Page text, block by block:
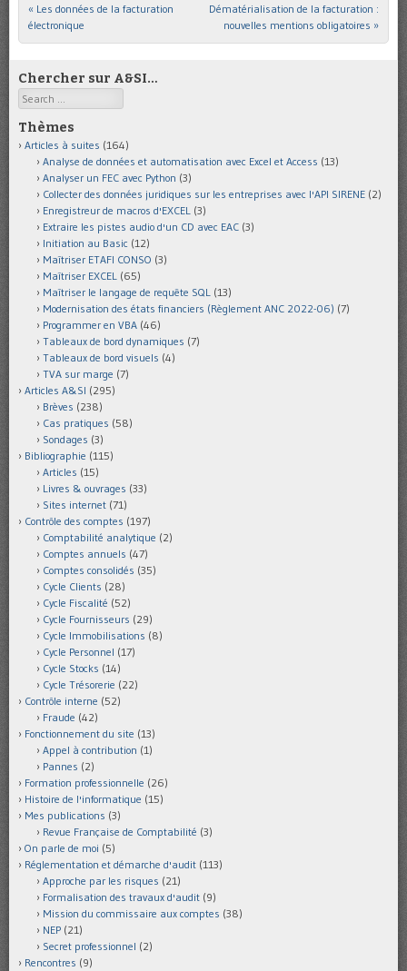
Post navigation
« Les données de la facturation
électronique
Dématérialisation de la facturation :
nouvelles mentions obligatoires »
Chercher sur A&SI…
Search
Thèmes
Articles à suites (164)
Analyse de données et automatisation avec Excel et Access (13)
Analyser un FEC avec Python (3)
Collecter des données juridiques sur les entreprises avec l'API SIRENE (2)
Enregistreur de macros d'EXCEL (3)
Extraire les pistes audio d'un CD avec EAC (3)
Initiation au Basic (12)
Maîtriser ETAFI CONSO (3)
Maîtriser EXCEL (65)
Maîtriser le langage de requête SQL (13)
Modernisation des états financiers (Règlement ANC 2022-06) (7)
Programmer en VBA (46)
Tableaux de bord dynamiques (7)
Tableaux de bord visuels (4)
TVA sur marge (7)
Articles A&SI (295)
Brèves (238)
Cas pratiques (58)
Sondages (3)
Bibliographie (115)
Articles (15)
Livres & ouvrages (33)
Sites internet (71)
Contrôle des comptes (197)
Comptabilité analytique (2)
Comptes annuels (47)
Comptes consolidés (35)
Cycle Clients (28)
Cycle Fiscalité (52)
Cycle Fournisseurs (29)
Cycle Immobilisations (8)
Cycle Personnel (17)
Cycle Stocks (14)
Cycle Trésorerie (22)
Contrôle interne (52)
Fraude (42)
Fonctionnement du site (13)
Appel à contribution (1)
Pannes (2)
Formation professionnelle (26)
Histoire de l'informatique (15)
Mes publications (3)
Revue Française de Comptabilité (3)
On parle de moi (5)
Réglementation et démarche d'audit (113)
Approche par les risques (21)
Formalisation des travaux d'audit (9)
Mission du commissaire aux comptes (38)
NEP (21)
Secret professionnel (2)
Rencontres (9)